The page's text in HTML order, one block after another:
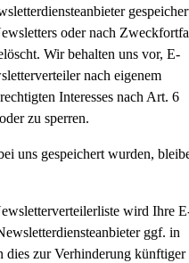
oder nach
Wir behalten uns vor, E-
nach eigenem
Interesses nach Art. 6
zu sperren.
uns gespeichert wurden,
wird Ihre
ggf. in
dies zur Verhinderung künftiger